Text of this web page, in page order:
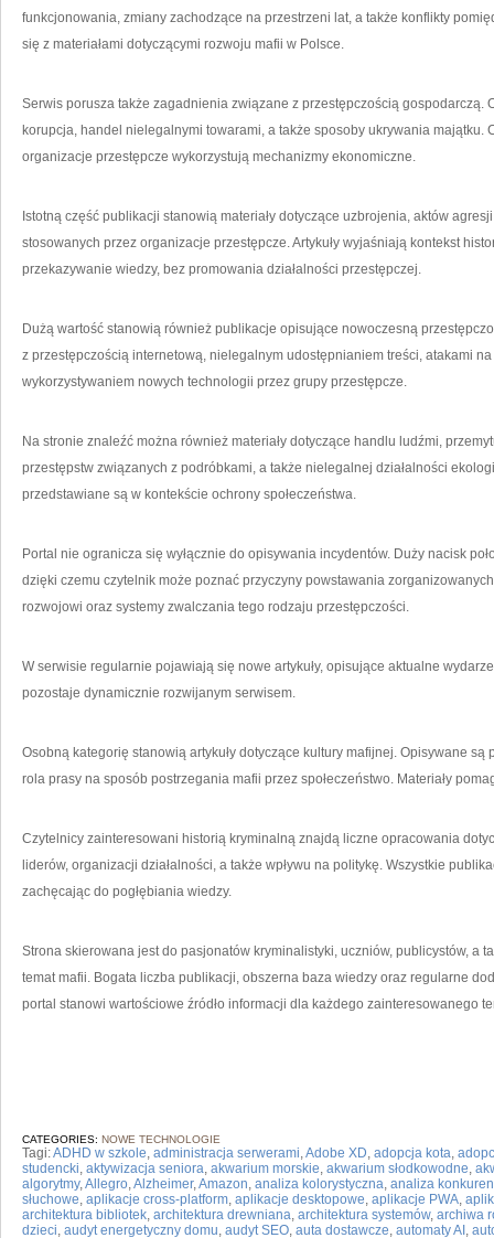
funkcjonowania, zmiany zachodzące na przestrzeni lat, a także konflikty
się z materiałami dotyczącymi rozwoju mafii w Polsce.
Serwis porusza także zagadnienia związane z przestępczością gospodarczą.
korupcja, handel nielegalnymi towarami, a także sposoby ukrywania majątku.
organizacje przestępcze wykorzystują mechanizmy ekonomiczne.
Istotną część publikacji stanowią materiały dotyczące uzbrojenia, aktów
stosowanych przez organizacje przestępcze. Artykuły wyjaśniają kontekst
przekazywanie wiedzy, bez promowania działalności przestępczej.
Dużą wartość stanowią również publikacje opisujące nowoczesną
z przestępczością internetową, nielegalnym udostępnianiem treści, atakami
wykorzystywaniem nowych technologii przez grupy przestępcze.
Na stronie znaleźć można również materiały dotyczące handlu ludźmi,
przestępstw związanych z podróbkami, a także nielegalnej działalności
przedstawiane są w kontekście ochrony społeczeństwa.
Portal nie ogranicza się wyłącznie do opisywania incydentów. Duży nacisk
dzięki czemu czytelnik może poznać przyczyny powstawania
rozwojowi oraz systemy zwalczania tego rodzaju przestępczości.
W serwisie regularnie pojawiają się nowe artykuły, opisujące aktualne
pozostaje dynamicznie rozwijanym serwisem.
Osobną kategorię stanowią artykuły dotyczące kultury mafijnej. Opisywane
rola prasy na sposób postrzegania mafii przez społeczeństwo. Materiały
Czytelnicy zainteresowani historią kryminalną znajdą liczne opracowania
liderów, organizacji działalności, a także wpływu na politykę. Wszystkie
zachęcając do pogłębiania wiedzy.
Strona skierowana jest do pasjonatów kryminalistyki, uczniów, publicystów, a
temat mafii. Bogata liczba publikacji, obszerna baza wiedzy oraz regularne
portal stanowi wartościowe źródło informacji dla każdego zainteresowanego
CATEGORIES: NOWE TECHNOLOGIE
Tagi:ADHD w szkole, administracja serwerami,Adobe XD, adopcja kota,
studencki, aktywizacja seniora, akwarium morskie, akwarium słodkowodne,
algorytmy,Allegro,Alzheimer,Amazon, analiza kolorystyczna, analiza
słuchowe, aplikacje cross-platform, aplikacje desktopowe, aplikacje PWA,
architektura bibliotek, architektura drewniana, architektura systemów, archiwa
dzieci, audyt energetyczny domu, audyt SEO, auta dostawcze, automaty AI ,